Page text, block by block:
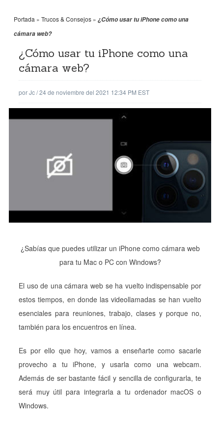
Portada » Trucos & Consejos » ¿Cómo usar tu iPhone como una
cámara web?
¿Cómo usar tu iPhone como una
cámara web?
porJc/24 de noviembre del 2021 12:34 PM EST
¿Sabías que puedes utilizar un iPhone como cámara web
para tu Mac o PC con Windows?
El uso de una cámara web se ha vuelto indispensable por
estos tiempos, en donde las videollamadas se han vuelto
esenciales para reuniones, trabajo, clases y porque no,
también para los encuentros en línea.
Es por ello que hoy, vamos a enseñarte como sacarle
provecho a tu iPhone, y usarla como una webcam.
Además de ser bastante fácil y sencilla de configurarla, te
será muy útil para integrarla a tu ordenador macOS o
Windows.